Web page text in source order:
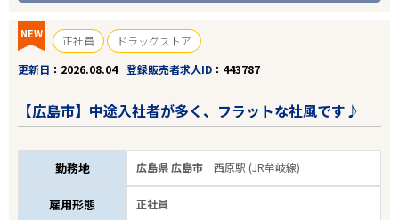
NEW 正社員
ドラッグストア
更新日
2026.08.04 登録販売者求人ID 443787
【広島市】中途入社者が多く、フラットな社風です♪
勤務地 広島県 広島市西原駅 (JR牟岐線)
雇用形態 正社員